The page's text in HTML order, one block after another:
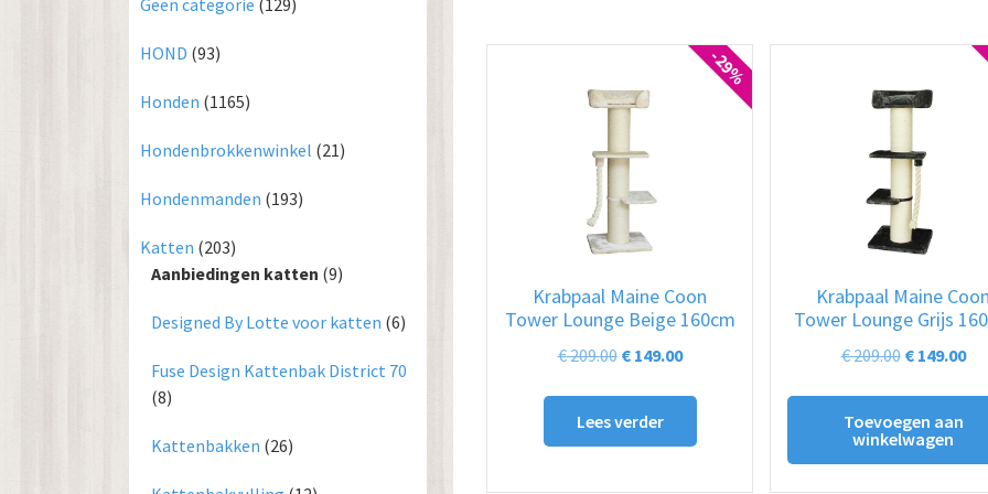
-29%
Krabpaal Maine Coon
Tower Lounge Beige 160cm
€209.00 Oorspronkelijke
was:
€149.00Huidige
€ 149.00.
Lees verder
Krabpaal Maine Coon
Tower Lounge Grijs
€209.00
€ 209.00.
€149.00
Toevoegen aan
winkelwagen
Geen categorie (129)
HOND (93)
Honden (1165)
Hondenbrokkenwinkel (21)
Hondenmanden (193)
Katten (203)
Aanbiedingen katten (9)
Designed By Lotte voor katten (6)
Fuse Design Kattenbak District 70
(8)
Kattenbakken (26)